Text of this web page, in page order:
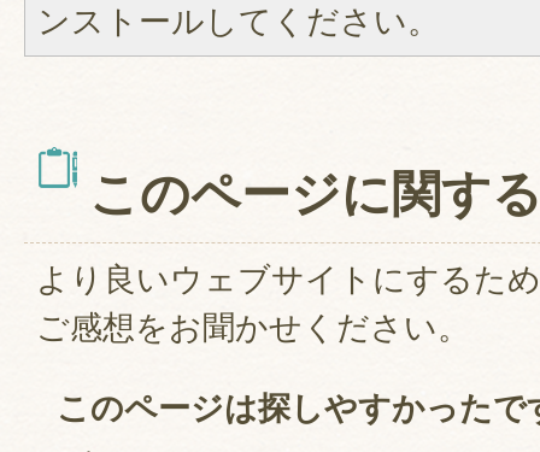
ンストールしてください。
このページに関す
より良いウェブサイトにするた
ご感想をお聞かせください。
このページは探しやすかったで